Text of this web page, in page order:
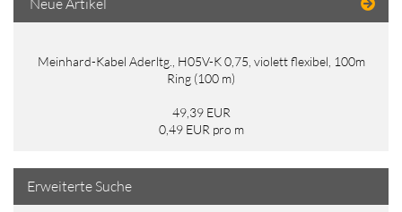
Neue Artikel
Meinhard-Kabel Aderltg., H05V-K 0,75, violett flexibel, 100m
Ring (100 m)
49,39 EUR
0,49 EUR pro m
Erweiterte Suche